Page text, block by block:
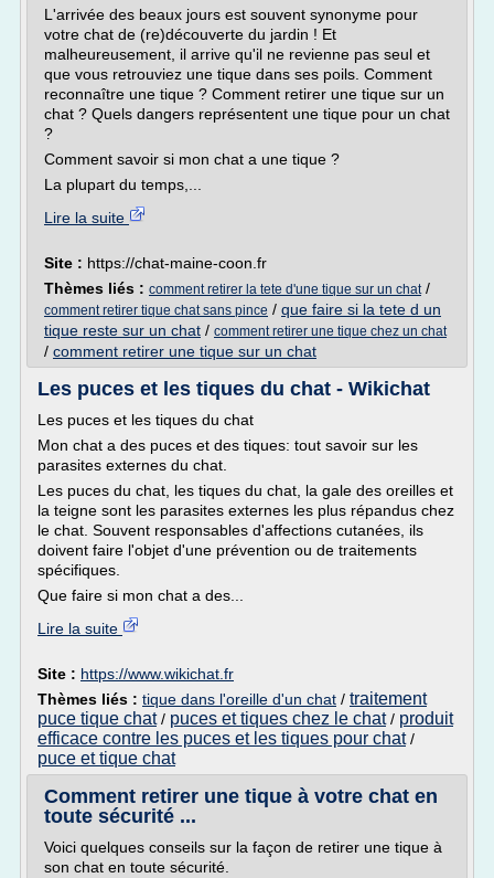
L'arrivée des beaux jours est souvent synonyme pour
votre chat de (re)découverte du jardin ! Et
malheureusement, il arrive qu'il ne revienne pas seul et
que vous retrouviez une tique dans ses poils. Comment
reconnaître une tique ? Comment retirer une tique sur un
chat ? Quels dangers représentent une tique pour un chat
?
Comment savoir si mon chat a une tique ?
La plupart du temps,...
Lire la suite
Site : https://chat-maine-coon.fr
Thèmes liés : comment retirer la tete d'une tique sur un chat/
comment retirer tique chat sans pince / que faire si la tete d un
tique reste sur un chat / comment retirer une tique chez un chat
/ comment retirer une tique sur un chat
Les puces et les tiques du chat - Wikichat
Les puces et les tiques du chat
Mon chat a des puces et des tiques: tout savoir sur les
parasites externes du chat.
Les puces du chat, les tiques du chat, la gale des oreilles et
la teigne sont les parasites externes les plus répandus chez
le chat. Souvent responsables d'affections cutanées, ils
doivent faire l'objet d'une prévention ou de traitements
spécifiques.
Que faire si mon chat a des...
Lire la suite
Site : https://www.wikichat.fr
Thèmes liés : tique dans l'oreille d'un chat / traitement
puce tique chat/ puces et tiques chez le chat/ produit
efficace contre les puces et les tiques pour chat/
puce et tique chat
Comment retirer une tique à votre chat en
toute sécurité ...
Voici quelques conseils sur la façon de retirer une tique à
son chat en toute sécurité.